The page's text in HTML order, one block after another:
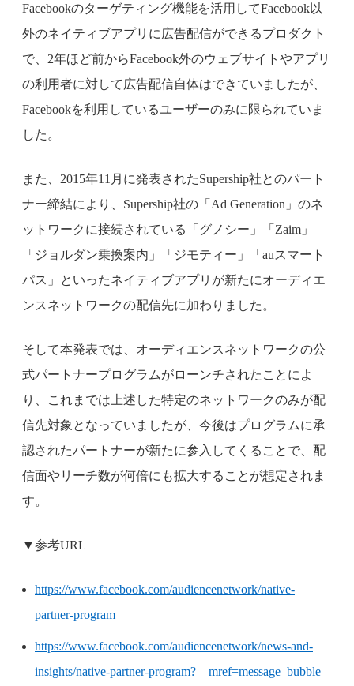
Facebookのターゲティング機能を活用してFacebook以
外のネイティブアプリに広告配信ができるプロダクト
で、2年ほど前からFacebook外のウェブサイトやアプリ
の利用者に対して広告配信自体はできていましたが、
Facebookを利用しているユーザーのみに限られていま
した。
また、2015年11月に発表されたSupership社とのパート
ナー締結により、Supership社の「Ad Generation」のネ
ットワークに接続されている「グノシー」「Zaim」
「ジョルダン乗換案内」「ジモティー」「auスマート
パス」といったネイティブアプリが新たにオーディエ
ンスネットワークの配信先に加わりました。
そして本発表では、オーディエンスネットワークの公
式パートナープログラムがローンチされたことによ
り、これまでは上述した特定のネットワークのみが配
信先対象となっていましたが、今後はプログラムに承
認されたパートナーが新たに参入してくることで、配
信面やリーチ数が何倍にも拡大することが想定されま
す。
▼参考URL
https://www.facebook.com/audiencenetwork/native-
partner-program
https://www.facebook.com/audiencenetwork/news-and-
insights/native-partner-program?__mref=message_bubble